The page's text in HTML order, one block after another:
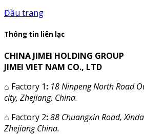
Đầu trang
Thông tin liên lạc
CHINA JIMEI HOLDING GROUP
JIMEI VIET NAM CO., LTD
⌂ Factory 1: 18 Ninpeng North Road
city, Zhejiang, China.
⌂ Factory 2:88 Chuangxin Road,
Zhejiang China.